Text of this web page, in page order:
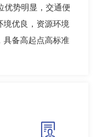
优势明显，交通便
优良，资源环境
具备高起点高标准